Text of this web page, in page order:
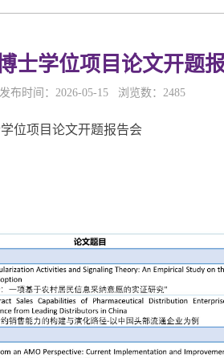
士学位项目论文开题
布时间：2026-05-15 浏览数： 2485
位项目论文开题报告会